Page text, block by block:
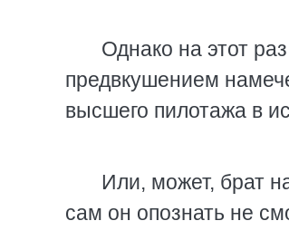
Однако на этот
предвкушением
высшего пилотажа в
Или, может, брат
сам он опознать не